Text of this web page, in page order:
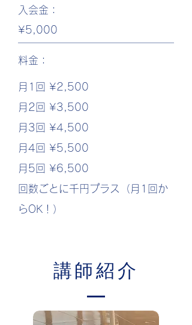
入会金：
¥5,000
料金：
月1回 ¥2,500
月2回 ¥3,500
月3回 ¥4,500
月4回 ¥5,500
月5回 ¥6,500
​回数ごとに千円プラス（月1回か
らOK！）
講師紹介